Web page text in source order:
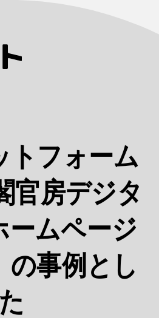
トフォーム
官房デジタ
ームページ
の事例とし